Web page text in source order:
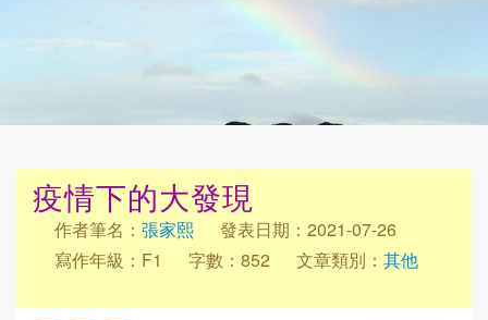
疫情下的大發現
作者筆名： 張家熙
發表日期：2021-07-26
寫作年級：F1
字數：852 文章類別： 其他